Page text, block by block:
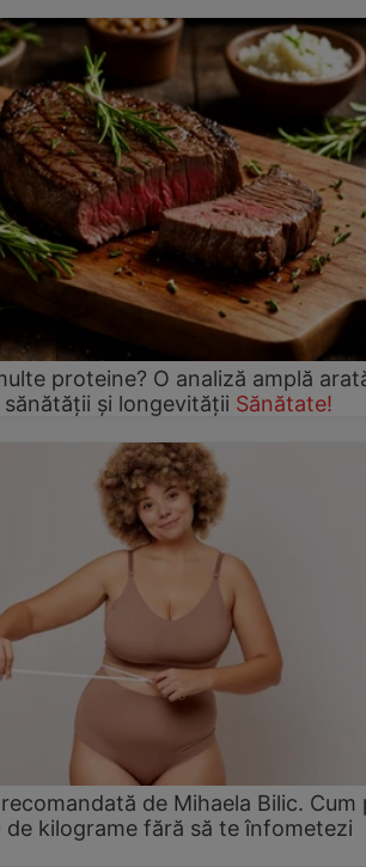
proteine? O analiză amplă
și longevității Sănătate!
de Mihaela Bilic. Cum
de kilograme fără să te înfometezi